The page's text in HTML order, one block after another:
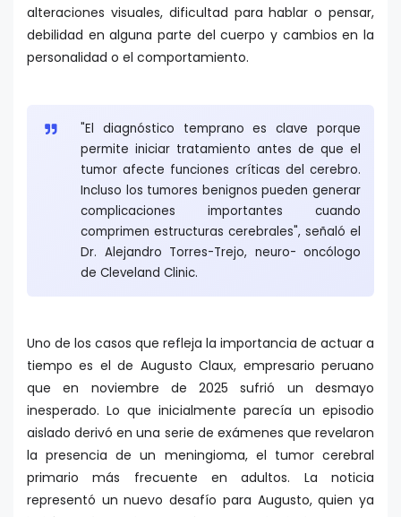
alteraciones visuales, dificultad para hablar o pensar,
debilidad en alguna parte del cuerpo y cambios en la
personalidad o el comportamiento.
"El diagnóstico temprano es clave porque
permite iniciar tratamiento antes de que el
tumor afecte funciones críticas del cerebro.
Incluso los tumores benignos pueden generar
complicaciones importantes cuando
comprimen estructuras cerebrales", señaló el
Dr. Alejandro Torres-Trejo, neuro- oncólogo
de Cleveland Clinic.
Uno de los casos que refleja la importancia de actuar a
tiempo es el de Augusto Claux, empresario peruano
que en noviembre de 2025 sufrió un desmayo
inesperado. Lo que inicialmente parecía un episodio
aislado derivó en una serie de exámenes que revelaron
la presencia de un meningioma, el tumor cerebral
primario más frecuente en adultos. La noticia
representó un nuevo desafío para Augusto, quien ya